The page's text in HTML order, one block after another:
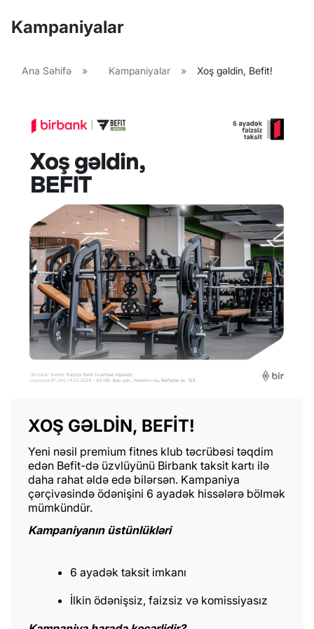
Kampaniyalar
Ana Səhifə » Kampaniyalar » Xoş gəldin, Befit!
XOŞ GƏLDIN, BEFIT!
Yeni nəsil premium fitnes klub təcrübəsi təqdim
edən Befit-də üzvlüyünü Birbank taksit kartı ilə
daha rahat əldə edə bilərsən. Kampaniya
çərçivəsində ödənişini 6 ayadək hissələrə bölmək
mümkündür.
Kampaniyanın üstünlükləri
6 ayadək taksit imkanı
İlkin ödənişsiz, faizsiz və komissiyasız